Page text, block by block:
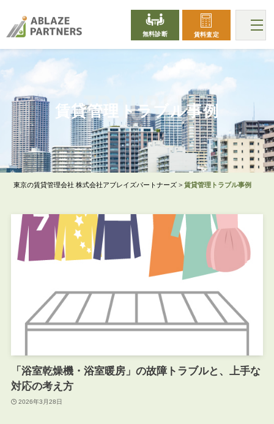
無料診断 賃料査定
TROUBLE
賃貸管理トラブル事例
東京の賃貸管理会社 株式会社アブレイズパートナーズ >賃貸管理トラブル事例
「浴室乾燥機・浴室暖房」の故障トラブルと、上手な
対応の考え方
2026年3月28日